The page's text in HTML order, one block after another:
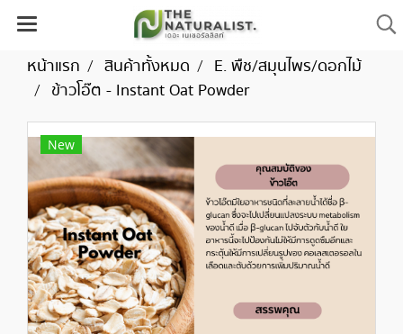
หน้าแรก สินค้าทั้งหมด
E. พืช/สมุนไพร/ดอกไม้
ข้าวโอ๊ต - Instant Oat Powder
New